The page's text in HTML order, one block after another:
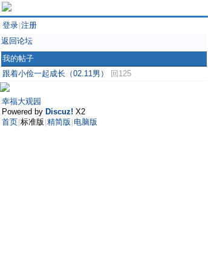
登录 注册
返回论坛
我的帖子
跟着小俭一起成长（02.11男）
回125
幸福大观园
Powered by Discuz! X2
首页 标准版 精简版 电脑版